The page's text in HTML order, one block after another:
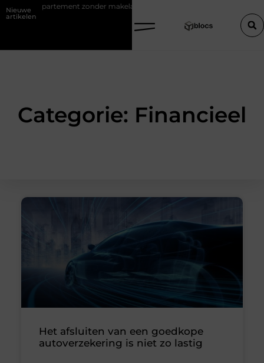
Nieuwe
artikelen
zonder makelaar Een houten trap op maat zonder
Categorie: Financieel
Het afsluiten van een goedkope
autoverzekering is niet zo lastig